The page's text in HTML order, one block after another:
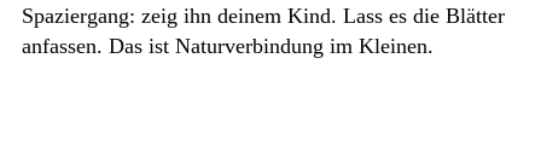
Spaziergang: zeig ihn deinem Kind. Lass es die Blätter
anfassen. Das ist Naturverbindung im Kleinen.